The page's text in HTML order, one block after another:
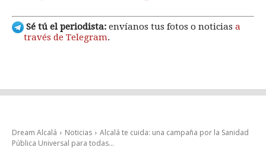
Sé tú el periodista: envíanos tus fotos o noticias a
través de Telegram.